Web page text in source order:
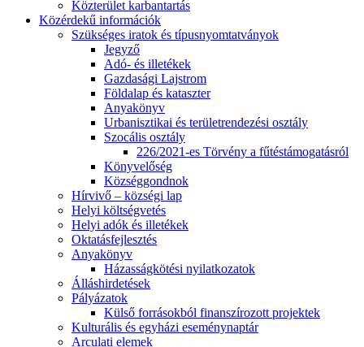
Közterület karbantartás
Közérdekű információk
Szükséges iratok és típusnyomtatványok
Jegyző
Adó- és illetékek
Gazdasági Lajstrom
Földalap és kataszter
Anyakönyv
Urbanisztikai és területrendezési osztály
Szocális osztály
226/2021-es Törvény a fűtéstámogatásról
Könyvelőség
Községgondnok
Hírvivő – községi lap
Helyi költségvetés
Helyi adók és illetékek
Oktatásfejlesztés
Anyakönyv
Házasságkötési nyilatkozatok
Álláshirdetések
Pályázatok
Külső forrásokból finanszírozott projektek
Kulturális és egyházi eseménynaptár
Arculati elemek